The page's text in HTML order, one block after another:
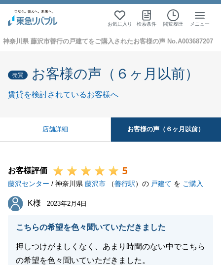
お気に入り 検索条件 閲覧履歴 メニュー
神奈川県 藤沢市善行の戸建てをご購入されたお客様の声 No.A003687207
売買 お客様の声（６ヶ月以前）
賃貸を検討されているお客様へ
店舗詳細 お客様の声（６ヶ月以前）
お客様評価 5
藤沢センター / 神奈川県 藤沢市 （善行駅）の 戸建て を ご購入
K様
K様 2023年2月4日
こちらの希望を色々聞いていただきました
押しつけがましくなく、あまり時間のない中でこちら
の希望を色々聞いていただきました。